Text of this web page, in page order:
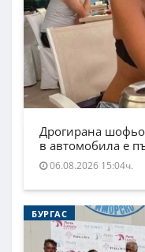
Дрогирана
в автомобила е
06.08.2026 15:04ч.
БУРГАС